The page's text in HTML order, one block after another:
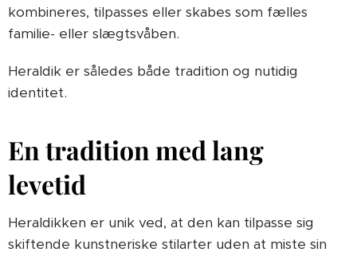
kombineres, tilpasses eller skabes som fælles
familie- eller slægtsvåben.
Heraldik er således både tradition og nutidig
identitet.
En tradition med lang
levetid
Heraldikken er unik ved, at den kan tilpasse sig
skiftende kunstneriske stilarter uden at miste sin